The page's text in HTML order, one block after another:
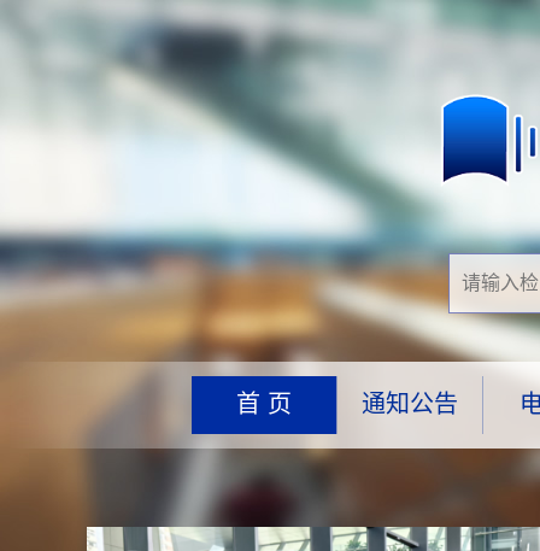
首 页 通知公告